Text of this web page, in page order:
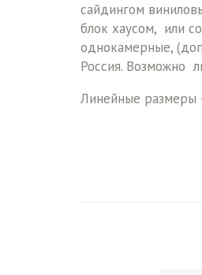
сайдингом
блок хаусом, или
однокамерные,
Россия. Возможно
Линейные размеры